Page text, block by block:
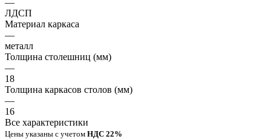
ЛДСП
Материал каркаса
—
металл
Толщина столешниц (мм)
—
18
Толщина каркасов столов (мм)
—
16
Все характеристики
Цены указаны с учетом НДС 22%